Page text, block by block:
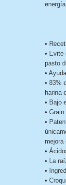
•
• Evite
pasto
•
• 83%
harina
• Bajo
•
•
mejora
•
• La
•
•